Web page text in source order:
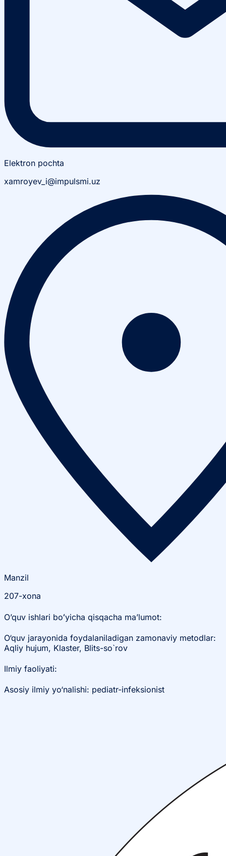
Elektron pochta
xamroyev_i@impulsmi.uz
Manzil
207-xona
O’quv ishlari boʻyicha qisqacha ma’lumot:
O‘quv jarayonida foydalaniladigan zamonaviy metodlar:
Aqliy hujum, Klaster, Blits-so`rov
Ilmiy faoliyati:
Asosiy ilmiy yo‘nalishi: pediatr-infeksionist